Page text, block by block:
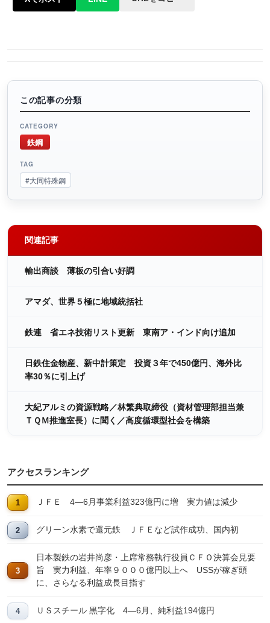
この記事の分類
CATEGORY
鉄鋼
TAG
#大同特殊鋼
関連記事
輸出商談 薄板の引合い好調
アマダ、世界５極に地域統括社
鉄連 省エネ技術リスト更新 東南ア・インド向け追加
日鉄住金物産、新中計策定 投資３年で450億円、海外比
率30％に引上げ
大紀アルミの資源戦略／林繁典取締役（資材管理部担当兼
ＴＱＭ推進室長）に聞く／高度循環型社会を構築
アクセスランキング
ＪＦＥ 4―6月事業利益323億円に増 実力値は減少
グリーン水素で還元鉄 ＪＦＥなど試作成功、国内初
日本製鉄の岩井尚彦・上席常務執行役員ＣＦＯ決算会見要
旨 実力利益、年率９０００億円以上へ USSが稼ぎ頭
に、さらなる利益成長目指す
ＵＳスチール 黒字化 4―6月、純利益194億円